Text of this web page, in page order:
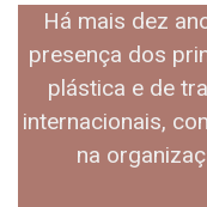
Há mais dez
presença dos
plástica e de
internacionais,
na